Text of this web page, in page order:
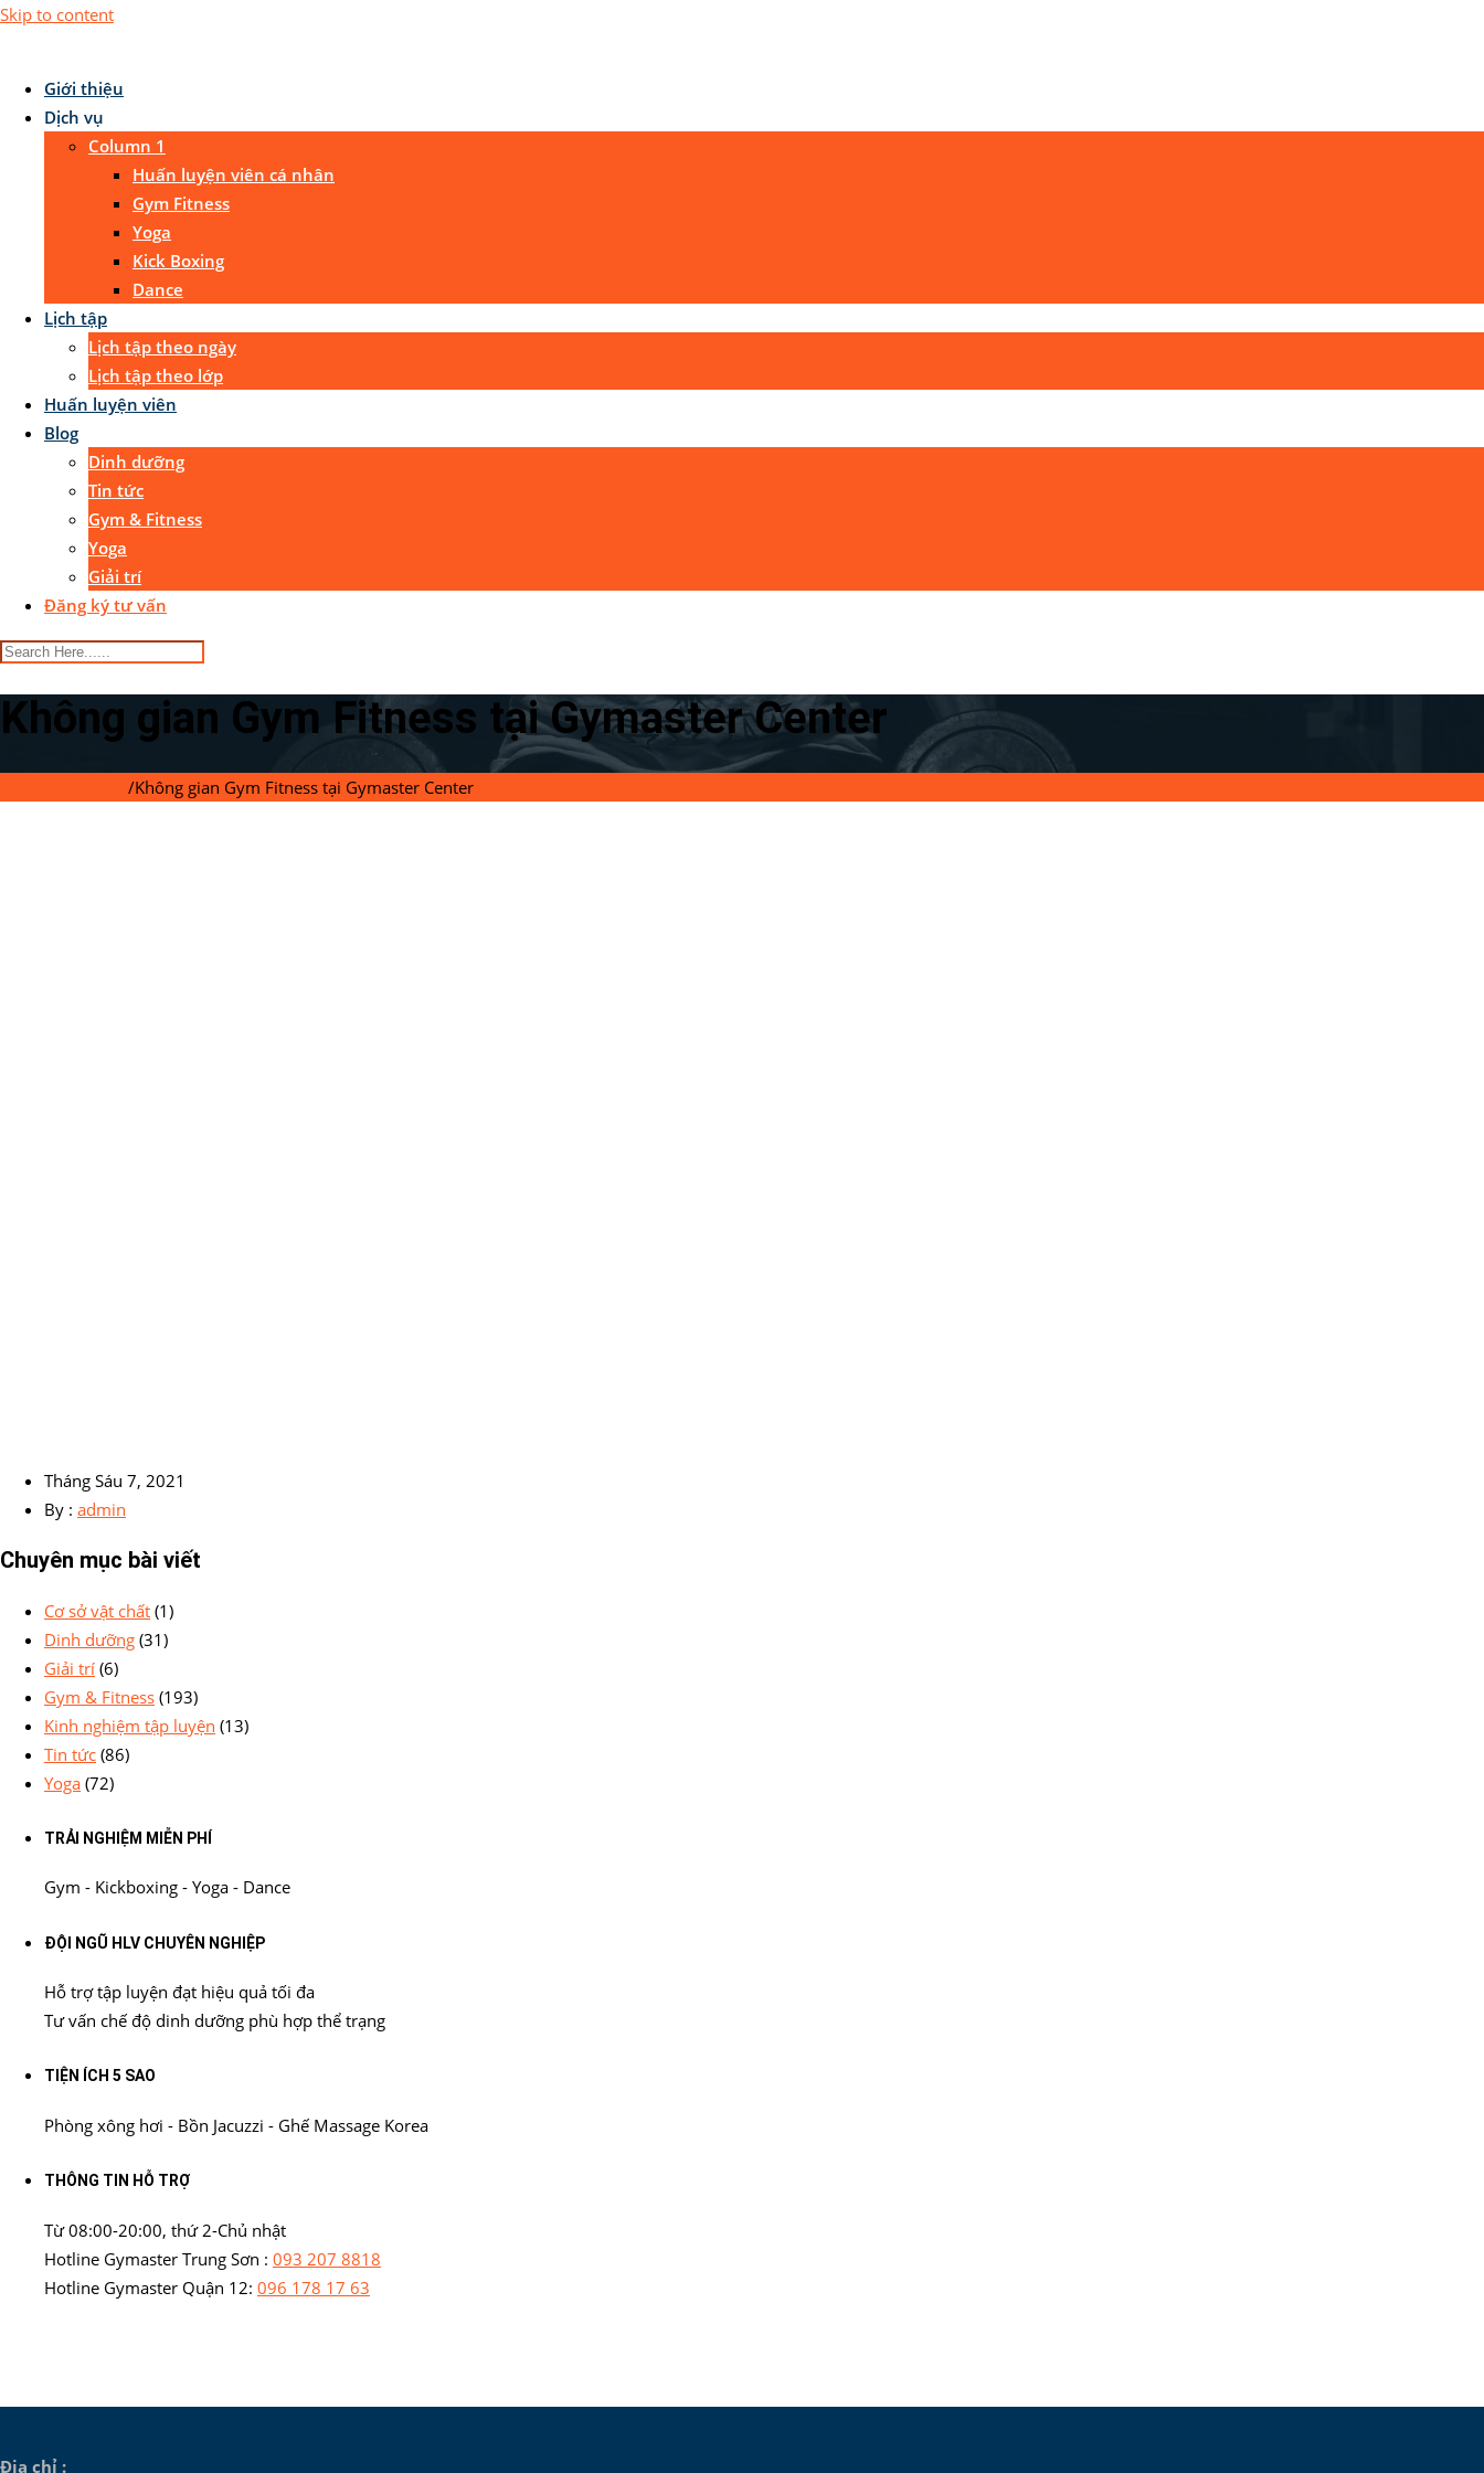
Skip to content
Giới thiệu
Dịch vụ
Column 1
Huấn luyện viên cá nhân
Gym Fitness
Yoga
Kick Boxing
Dance
Lịch tập
Lịch tập theo ngày
Lịch tập theo lớp
Huấn luyện viên
Blog
Dinh dưỡng
Tin tức
Gym & Fitness
Yoga
Giải trí
Đăng ký tư vấn
Không gian Gym Fitness tại Gymaster Center
/Không gian Gym Fitness tại Gymaster Center
Tháng Sáu 7, 2021
By : admin
Chuyên mục bài viết
Cơ sở vật chất (1)
Dinh dưỡng (31)
Giải trí (6)
Gym & Fitness (193)
Kinh nghiệm tập luyện (13)
Tin tức (86)
Yoga (72)
TRẢI NGHIỆM MIỄN PHÍ
Gym - Kickboxing - Yoga - Dance
ĐỘI NGŨ HLV CHUYÊN NGHIỆP
Hỗ trợ tập luyện đạt hiệu quả tối đa
Tư vấn chế độ dinh dưỡng phù hợp thể trạng
TIỆN ÍCH 5 SAO
Phòng xông hơi - Bồn Jacuzzi - Ghế Massage Korea
THÔNG TIN HỖ TRỢ
Từ 08:00-20:00, thứ 2-Chủ nhật
Hotline Gymaster Trung Sơn : 093 207 8818
Hotline Gymaster Quận 12: 096 178 17 63
Địa chỉ :